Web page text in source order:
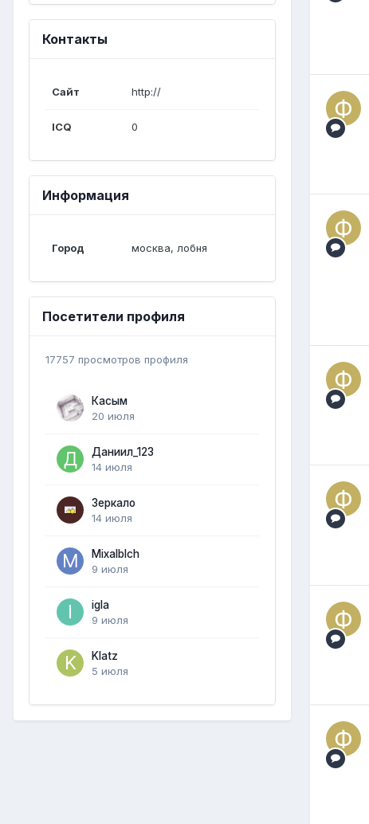
Контакты
Сайт http://
ICQ 0
Информация
Город москва, лобня
Посетители профиля
17757 просмотров профиля
Касым
20 июля
Даниил_123
14 июля
Зеркало
14 июля
Mixalblch
9 июля
igla
9 июля
Klatz
5 июля